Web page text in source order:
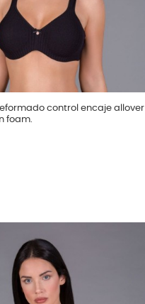
105C
control encaje allover
foam.